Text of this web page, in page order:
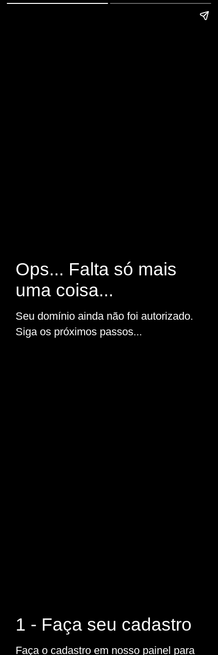
Ops... Falta só mais
uma coisa...
Seu domínio ainda não foi autorizado.
Siga os próximos passos...
1 - Faça seu cadastro
Faça o cadastro em nosso painel para